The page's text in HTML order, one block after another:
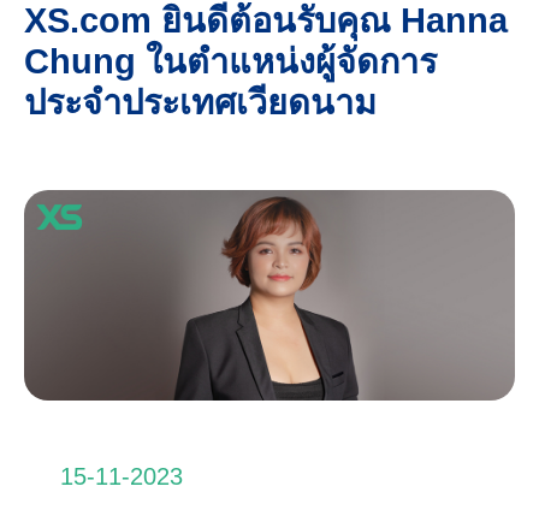
XS.com ยินดีต้อนรับคุณ Hanna
Chung ในตำแหน่งผู้จัดการ
ประจำประเทศเวียดนาม
15-11-2023